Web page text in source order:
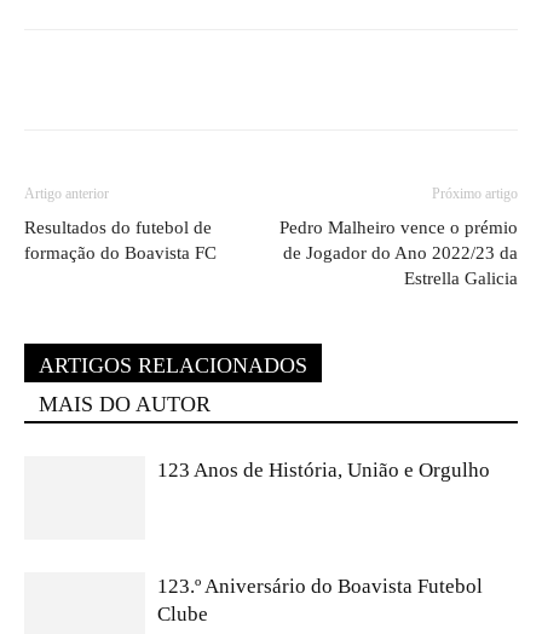
Artigo anterior
Resultados do futebol de
formação do Boavista FC
Próximo artigo
Pedro Malheiro vence o prémio
de Jogador do Ano 2022/23 da
Estrella Galicia
ARTIGOS RELACIONADOS
MAIS DO AUTOR
123 Anos de História, União e Orgulho
123.º Aniversário do Boavista Futebol
Clube